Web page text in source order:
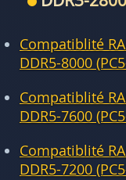
Compatiblité
DDR5-8000
Compatiblité
DDR5-7600
Compatiblité
DDR5-7200